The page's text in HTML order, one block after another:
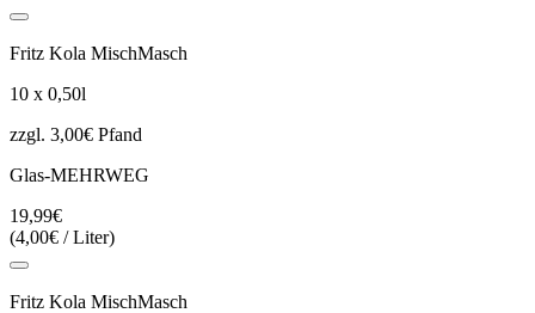
Fritz Kola MischMasch
10 x 0,50l
zzgl. 3,00€ Pfand
Glas-MEHRWEG
19,99€
(4,00€ / Liter)
Fritz Kola MischMasch